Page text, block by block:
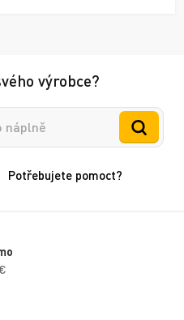
výrobce?
Potřebujete pomoct?